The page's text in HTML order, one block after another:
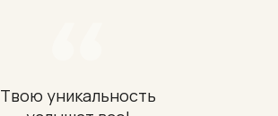
Твою уникальность